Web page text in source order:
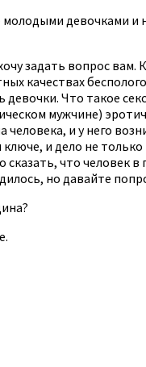
девочками и
задать вопрос вам.
качествах
Что такое
мужчине)
и у него
и дело не только
что человек в
но давайте